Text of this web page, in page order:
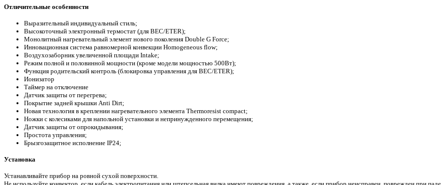
Отличительные особенности
Выразительный индивидуальный стиль;
Высокоточный электронный термостат (для BEC/ETER);
Монолитный нагревательный элемент нового поколения Double G Force;
Инновационная система равномерной конвекции Homogeneous flow;
Воздухозаборник увеличенной площади Intake;
Режим полной и половинной мощности (кроме модели мощностью 500Вт);
Функция родительский контроль (блокировка управления для BEC/ETER);
Ионизатор
Таймер на отключение
Датчик защиты от перегрева;
Покрытие задней крышки Anti Dirt;
Новая технология в креплении нагревательного элемента Thermoresist compact;
Ножки с колесиками для напольной установки и непринужденного перемещения;
Датчик защиты от опрокидывания;
Простота управления;
Брызгозащитное исполнение IP24;
Установка
Устанавливайте прибор на ровной сухой поверхности.